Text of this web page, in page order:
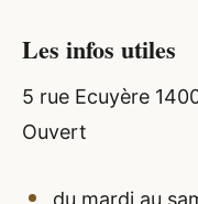
Les infos utiles
5 rue Ecuyère
Ouvert
du mardi au